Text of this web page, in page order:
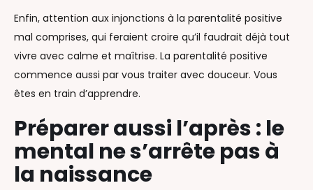
Enfin, attention aux injonctions à la parentalité positive
mal comprises, qui feraient croire qu’il faudrait déjà tout
vivre avec calme et maîtrise. La parentalité positive
commence aussi par vous traiter avec douceur. Vous
êtes en train d’apprendre.
Préparer aussi l’après : le
mental ne s’arrête pas à
la naissance